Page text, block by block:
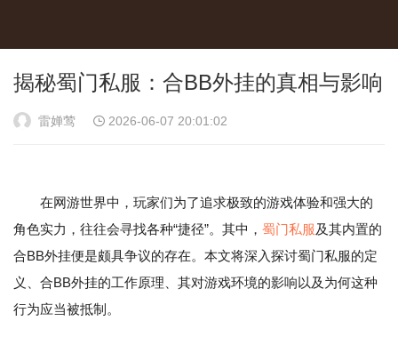
揭秘蜀门私服：合BB外挂的真相与影响
雷婵莺 2026-06-07 20:01:02
在网游世界中，玩家们为了追求极致的游戏体验和强大的
角色实力，往往会寻找各种“捷径”。其中， 蜀门私服及其内置的
合BB外挂便是颇具争议的存在。本文将深入探讨蜀门私服的定
义、合BB外挂的工作原理、其对游戏环境的影响以及为何这种
行为应当被抵制。